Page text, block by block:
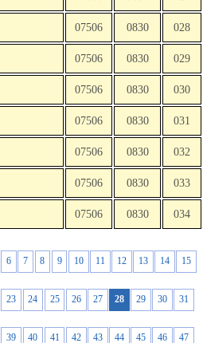
07506 0830 028
07506 0830 029
07506 0830 030
07506 0830 031
07506 0830 032
07506 0830 033
07506 0830 034
6 7 8 9 10 11 12 13 14 15
23 24 25 26 27 28 29 30 31
39 40 41 42 43 44 45 46 47